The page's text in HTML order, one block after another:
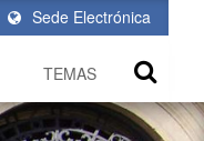
Sede Electrónica
TEMAS